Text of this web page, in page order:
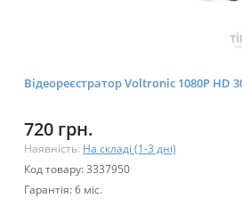
Відеореєстратор Voltronic 1080P HD
720 грн.
Наявність: На складі (1-3 дні)
Код товару: 3337950
Гарантія: 6 міс.